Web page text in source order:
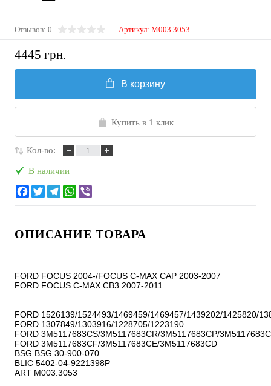
Отзывов: 0 Артикул: M003.3053
4445 грн.
В корзину
Купить в 1 клик
Кол-во:
В наличии
ОПИСАНИЕ ТОВАРА
FORD FOCUS 2004-/FOCUS C-MAX CAP 2003-2007
FORD FOCUS C-MAX CB3 2007-2011
FORD 1526139/1524493/1469459/1469457/1439202/1425820/
FORD 1307849/1303916/1228705/1223190
FORD 3M5117683CS/3M5117683CR/3M5117683CP/
FORD 3M5117683CF/3M5117683CE/3M5117683CD
BSG BSG 30-900-070
BLIC 5402-04-9221398P